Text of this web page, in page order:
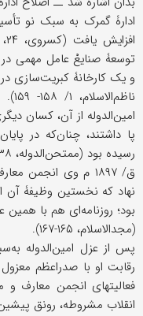
ادارۀ گمرک به سبک نو
توسعۀ صنایعْ عامل مهمی
امین‌الدوله از آن، کسان
ق/ ۱۸۹۷ م وی انجمن
نهاد که نخستین وظیفۀ آن
بود؛ روزنامه‌ای هم با
(مجدالاسلام، ۱۶۵-۱۶۷).
پس از عزل امین‌الدوله
رقابت او با صدراعظم
فعالیتهای انجمن معارف
انقلاب مشروطه، رونق پیشین را